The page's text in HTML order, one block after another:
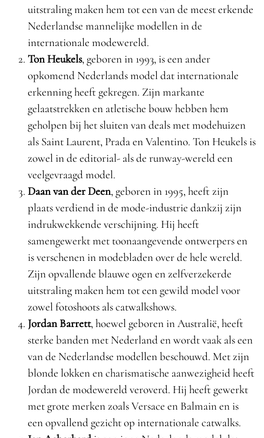
uitstraling maken hem tot een van de meest erkende
Nederlandse mannelijke modellen in de
internationale modewereld.
Ton Heukels, geboren in 1993, is een ander
opkomend Nederlands model dat internationale
erkenning heeft gekregen. Zijn markante
gelaatstrekken en atletische bouw hebben hem
geholpen bij het sluiten van deals met modehuizen
als Saint Laurent, Prada en Valentino. Ton Heukels is
zowel in de editorial- als de runway-wereld een
veelgevraagd model.
Daan van der Deen, geboren in 1995, heeft zijn
plaats verdiend in de mode-industrie dankzij zijn
indrukwekkende verschijning. Hij heeft
samengewerkt met toonaangevende ontwerpers en
is verschenen in modebladen over de hele wereld.
Zijn opvallende blauwe ogen en zelfverzekerde
uitstraling maken hem tot een gewild model voor
zowel fotoshoots als catwalkshows.
Jordan Barrett, hoewel geboren in Australië, heeft
sterke banden met Nederland en wordt vaak als een
van de Nederlandse modellen beschouwd. Met zijn
blonde lokken en charismatische aanwezigheid heeft
Jordan de modewereld veroverd. Hij heeft gewerkt
met grote merken zoals Versace en Balmain en is
een opvallend gezicht op internationale catwalks.